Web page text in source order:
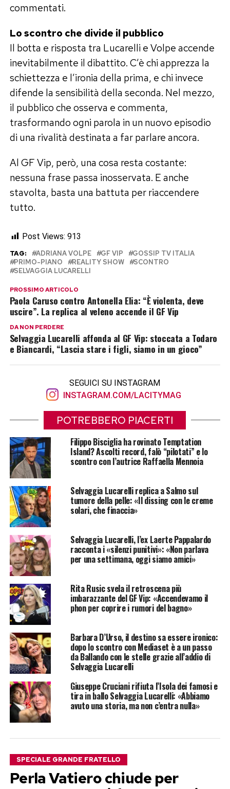
commentati.
Lo scontro che divide il pubblico
Il botta e risposta tra Lucarelli e Volpe accende
inevitabilmente il dibattito. C’è chi apprezza la
schiettezza e l’ironia della prima, e chi invece
difende la sensibilità della seconda. Nel mezzo,
il pubblico che osserva e commenta,
trasformando ogni parola in un nuovo episodio
di una rivalità destinata a far parlare ancora.
Al GF Vip, però, una cosa resta costante:
nessuna frase passa inosservata. E anche
stavolta, basta una battuta per riaccendere
tutto.
Post Views: 913
TAG: ADRIANA VOLPE GF VIP
GOSSIP TV ITALIA
PRIMO-PIANO
REALITY SHOW
SCONTRO
SELVAGGIA LUCARELLI
PROSSIMO ARTICOLO
Paola Caruso contro Antonella Elia: “È violenta, deve
uscire”. La replica al veleno accende il GF Vip
DA NON PERDERE
Selvaggia Lucarelli affonda al GF Vip: stoccata a Todaro
e Biancardi, “Lascia stare i figli, siamo in un gioco”
SEGUICI SU INSTAGRAM
INSTAGRAM.COM/LACITYMAG
POTREBBERO PIACERTI
Filippo Bisciglia ha rovinato Temptation
Island? Ascolti record, falò “pilotati” e lo
scontro con l’autrice Raffaella Mennoia
Selvaggia Lucarelli replica a Salmo sul
tumore della pelle: «Il dissing con le creme
solari, che finaccia»
Selvaggia Lucarelli, l’ex Laerte Pappalardo
racconta i «silenzi punitivi»: «Non parlava
per una settimana, oggi siamo amici»
Rita Rusic svela il retroscena più
imbarazzante del GF Vip: «Accendevamo il
phon per coprire i rumori del bagno»
Barbara D’Urso, il destino sa essere ironico:
dopo lo scontro con Mediaset è a un passo
da Ballando con le stelle grazie all’addio di
Selvaggia Lucarelli
Giuseppe Cruciani rifiuta l’Isola dei famosi e
tira in ballo Selvaggia Lucarelli: «Abbiamo
avuto una storia, ma non c’entra nulla»
SPECIALE GRANDE FRATELLO
Perla Vatiero chiude per